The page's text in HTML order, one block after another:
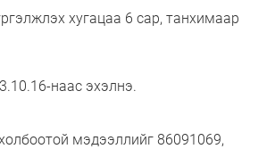
хугацаа 6 сар, танхимаар
наас эхэлнэ.
мэдээллийг 86091069,